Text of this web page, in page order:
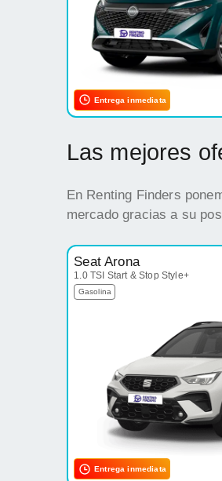
Entrega inmediata
Las mejores
En Renting Finders
mercado gracias a su
Seat Arona
1.0 TSI Start & Stop Style+
Gasolina
Entrega inmediata